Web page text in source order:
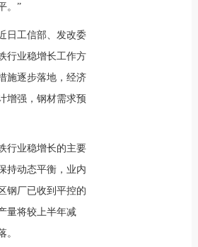
。”
日工信部、发改委
行业稳增长工作方
施逐步落地，经济
增强，钢材需求预
行业稳增长的主要
持动态平衡，业内
钢厂已收到平控的
量将较上半年减
。